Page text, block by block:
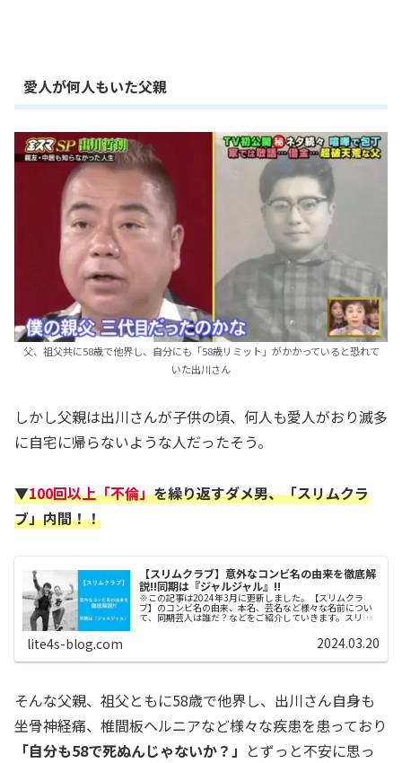
愛人が何人もいた父親
父、祖父共に58歳で他界し、自分にも「58歳リミット」がかかっていると恐れて
いた出川さん
しかし父親は出川さんが子供の頃、何人も愛人がおり滅多
に自宅に帰らないような人だったそう。
▼100回以上「不倫」を繰り返すダメ男、「スリムクラ
ブ」内間！！
【スリムクラブ】意外なコンビ名の由来を徹底解
説!!同期は『ジャルジャル』!!
※この記事は2024年3月に更新しました。【スリムクラ
ブ】のコンビ名の由来、本名、芸名など様々な名前につい
て、同期芸人は誰だ？などをご紹介していきます。スリム
lite4s-blog.com 2024.03.20
そんな父親、祖父ともに58歳で他界し、出川さん自身も
坐骨神経痛、椎間板ヘルニアなど様々な疾患を患っており
「自分も58で死ぬんじゃないか？」 とずっと不安に思っ